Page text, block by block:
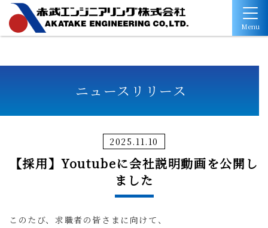
Menu
ニュースリリース
2025.11.10
【採用】Youtubeに会社説明動画を公開し
ました
このたび、求職者の皆さまに向けて、